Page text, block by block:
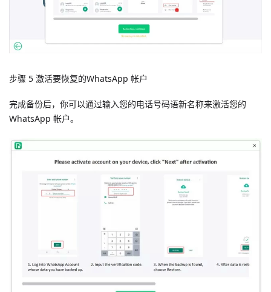
步骤 5 激活要恢复的WhatsApp 帐户
完成备份后，你可以通过输入您的电话号码语新名称来激活您的
WhatsApp 帐户。